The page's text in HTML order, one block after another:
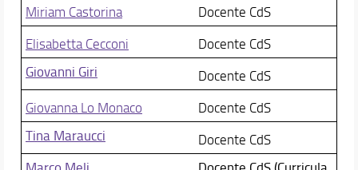
Miriam Castorina
Docente CdS
Elisabetta Cecconi
Docente CdS
Giovanni Giri
Docente CdS
Giovanna Lo Monaco
Docente CdS
Tina Maraucci
Docente CdS